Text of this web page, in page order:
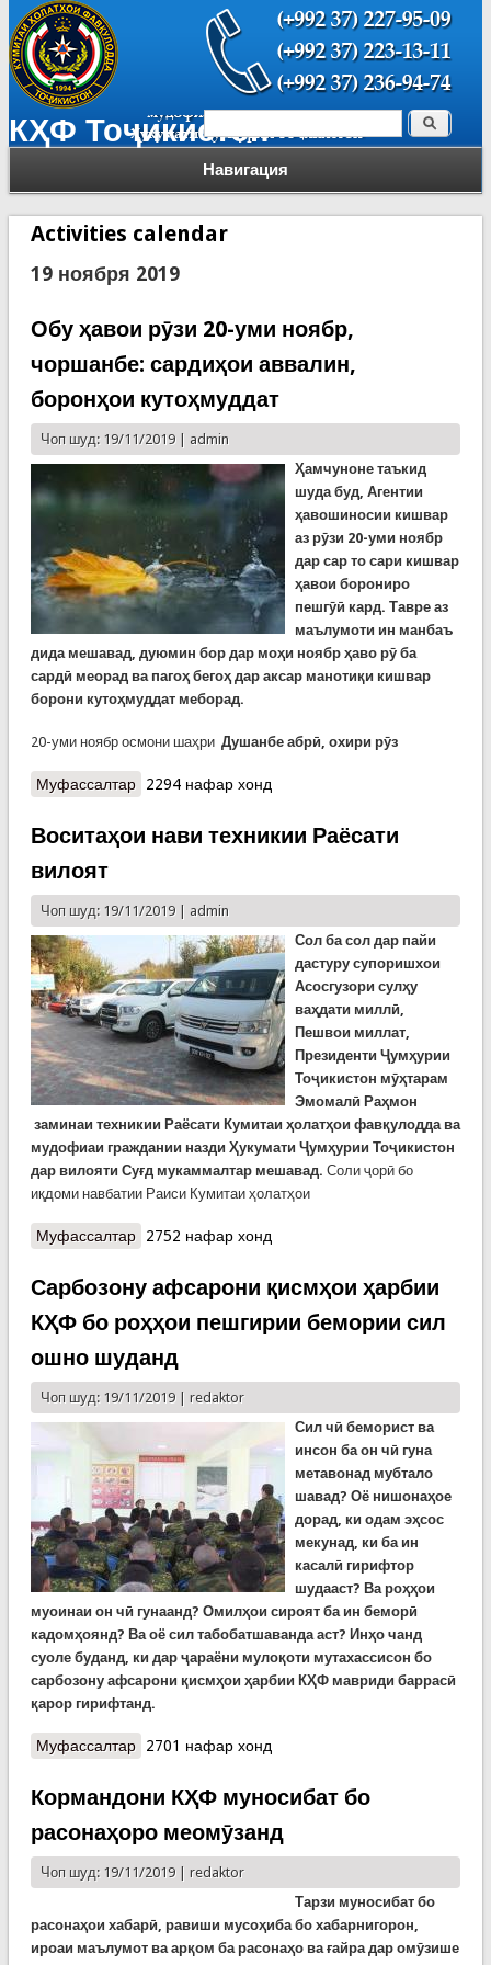
КҲФ Тоҷикистон
Навигация
Форма поиска Поиск
Activities calendar
19 ноября 2019
Обу ҳавои рӯзи 20-уми ноябр,
чоршанбе: сардиҳои аввалин,
боронҳои кутоҳмуддат
Чоп шуд: 19/11/2019 | admin
Ҳамчуноне таъкид
шуда буд, Агентии
ҳавошиносии кишвар
аз рӯзи 20-уми ноябр
дар сар то сари кишвар
ҳавои борониро
пешгӯӣ кард. Тавре аз
маълумоти ин манбаъ
дида мешавад, дуюмин бор дар моҳи ноябр ҳаво рӯ ба
сардӣ меорад ва пагоҳ бегоҳ дар аксар манотиқи кишвар
борони кутоҳмуддат меборад.
20-уми ноябр осмони шаҳриДушанбеабрӣ, охири рӯз
Муфассалтаро Обу ҳавои рӯзи 20-уми ноябр, чоршанбе:
2294 нафар хонд
Воситаҳои нави техникии Раёсати
вилоят
Чоп шуд: 19/11/2019 | admin
Сол ба сол дар пайи
дастуру супоришхои
Асосгузори сулҳу
ваҳдати миллӣ,
Пешвои миллат,
Президенти Ҷумҳурии
Тоҷикистон мӯҳтарам
Эмомалӣ Раҳмон
заминаи техникии Раёсати Кумитаи ҳолатҳои фавқулодда ва
мудофиаи граждании назди Ҳукумати Ҷумҳурии Тоҷикистон
дар вилояти Суғд мукаммалтар мешавад. Соли ҷорӣ бо
иқдоми навбатии Раиси Кумитаи ҳолатҳои
Муфассалтаро Воситаҳои нави техникии Раёсати вилоят
2752 нафар хонд
Сарбозону афсарони қисмҳои ҳарбии
КҲФ бо роҳҳои пешгирии бемории сил
ошно шуданд
Чоп шуд: 19/11/2019 | redaktor
Сил чӣ беморист ва
инсон ба он чӣ гуна
метавонад мубтало
шавад? Оё нишонаҳое
дорад, ки одам эҳсос
мекунад, ки ба ин
касалӣ гирифтор
шудааст? Ва роҳҳои
муоинаи он чӣ гунаанд? Омилҳои сироят ба ин беморӣ
кадомҳоянд? Ва оё сил табобатшаванда аст? Инҳо чанд
суоле буданд, ки дар ҷараёни мулоқоти мутахассисон бо
сарбозону афсарони қисмҳои ҳарбии КҲФ мавриди баррасӣ
қарор гирифтанд.
Муфассалтаро Сарбозону афсарони қисмҳои ҳарбии КҲФ бо
2701 нафар хонд
Кормандони КҲФ муносибат бо
расонаҳоро меомӯзанд
Чоп шуд: 19/11/2019 | redaktor
Тарзи муносибат бо
расонаҳои хабарӣ, равиши мусоҳиба бо хабарнигорон,
ироаи маълумот ва арқом ба расонаҳо ва ғайра дар омӯзише